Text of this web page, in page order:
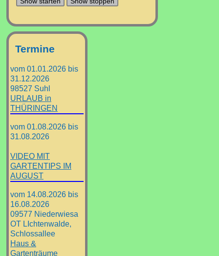
Termine
vom 01.01.2026 bis
31.12.2026
98527 Suhl
URLAUB in
THÜRINGEN
vom 01.08.2026 bis
31.08.2026
VIDEO MIT
GARTENTIPS IM
AUGUST
vom 14.08.2026 bis
16.08.2026
09577 Niederwiesa
OT LIchtenwalde,
Schlossallee
Haus &
Gartenträume